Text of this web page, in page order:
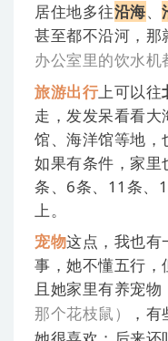
居住地多往沿海、
甚至都不沿河，那
办公室里的饮水机
旅游出行上可以往
走，发发呆看看
馆、海洋馆等地，
如果有条件，家里
条、6条、11条、
上。
宠物这点，我也有
事，她不懂五行，
且她家里有养宠物
那个花枝鼠 ）
，